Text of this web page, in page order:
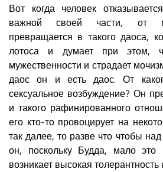
Вот когда человек
важной своей части, от
превращается в такого даоса,
лотоса и думает при этом,
мужественности и страдает
даос он и есть даос. От
сексуальное возбуждение? Он
и такого рафинированного
его кто-то провоцирует на
так далее, то разве что чтобы
он, поскольку Будда, мало
возникает высокая